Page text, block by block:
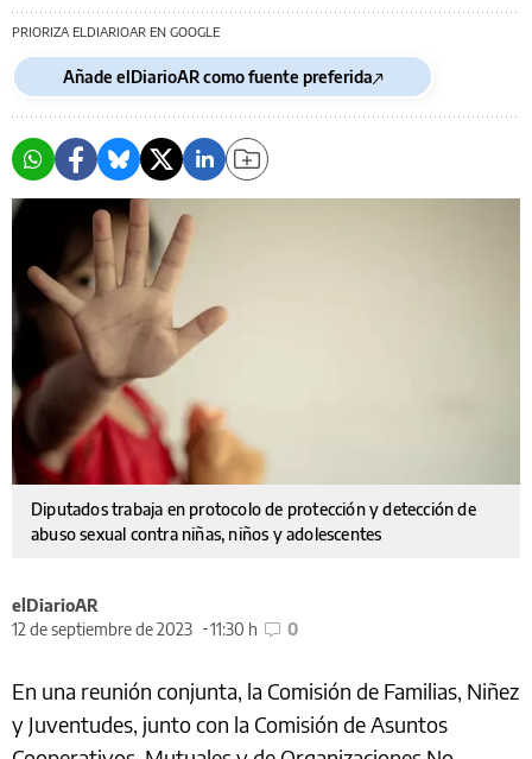
PRIORIZA ELDIARIOAR EN GOOGLE
Añade elDiarioAR como fuente preferida
Diputados trabaja en protocolo de protección y detección de
abuso sexual contra niñas, niños y adolescentes
elDiarioAR
12 de septiembre de 2023
11:30 h 0
En una reunión conjunta, la Comisión de Familias, Niñez
y Juventudes, junto con la Comisión de Asuntos